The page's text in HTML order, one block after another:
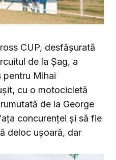
CUP, desfăşurată
de la Şag, a
pentru Mihai
cu o motocicletă
de la George
concurenței și să fie
deloc ușoară, dar